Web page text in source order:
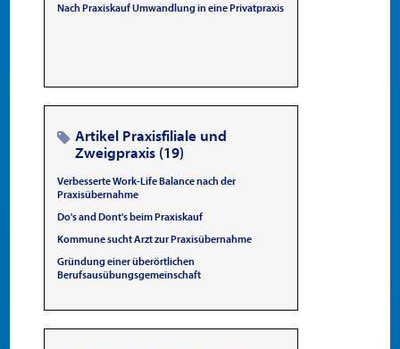
Nach Praxiskauf Umwandlung in eine Privatpraxis
Artikel Praxisfiliale und
Zweigpraxis (19)
Verbesserte Work-Life Balance nach der
Praxisübernahme
Do's and Dont's beim Praxiskauf
Kommune sucht Arzt zur Praxisübernahme
Gründung einer überörtlichen
Berufsausübungsgemeinschaft